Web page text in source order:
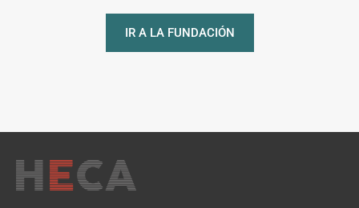
IR A LA FUNDACIÓN